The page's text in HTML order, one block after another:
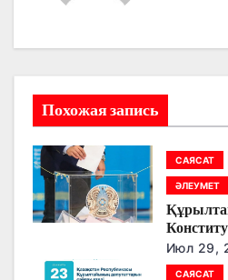
и
я
п
о
Похожая запись
САЯСАТ
ӘЛЕУМЕТ
болады
Июл 29,
САЯСАТ